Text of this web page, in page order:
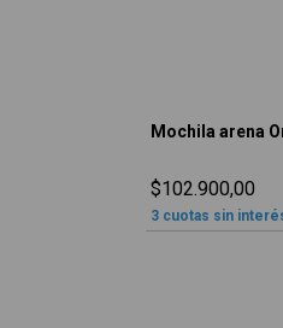
Mochila arena
$102.900,00
3 cuotas sin